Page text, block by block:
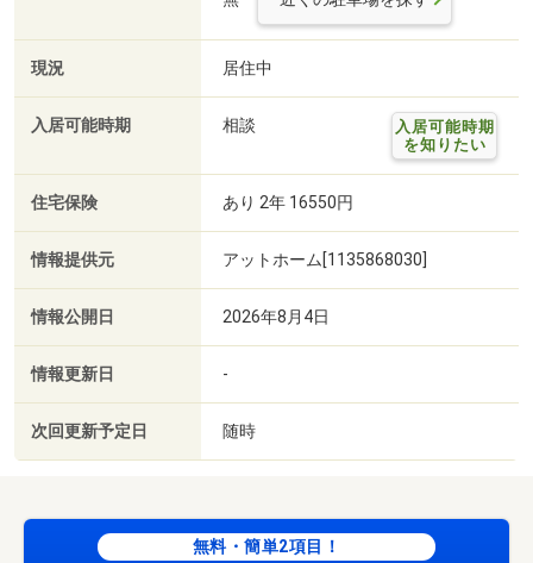
現況 居住中
入居可能時期 相談
入居可能時期
を知りたい
住宅保険 あり 2年 16550円
情報提供元 アットホーム[1135868030]
情報公開日 2026年8月4日
情報更新日 -
次回更新予定日 随時
無料・簡単2項目！